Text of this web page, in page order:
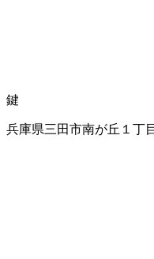
鍵
兵庫県三田市南が丘１丁